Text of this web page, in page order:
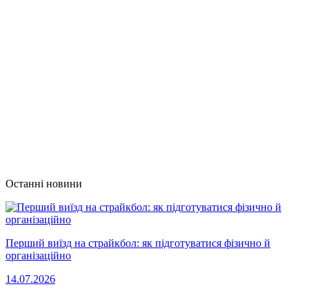
Останні новини
Перший виїзд на страйкбол: як підготуватися фізично й
організаційно
14.07.2026